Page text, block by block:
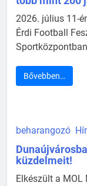
2026. július 11-
Érdi Football
Bővebben…
beharangozó
küzdelmeit!
Elkészült a